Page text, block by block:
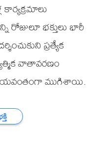
కార్యక్రమాలు
రోజులూ భక్తులు భారీ
ప్రత్యేక
వాతావరణం
ముగిశాయి.